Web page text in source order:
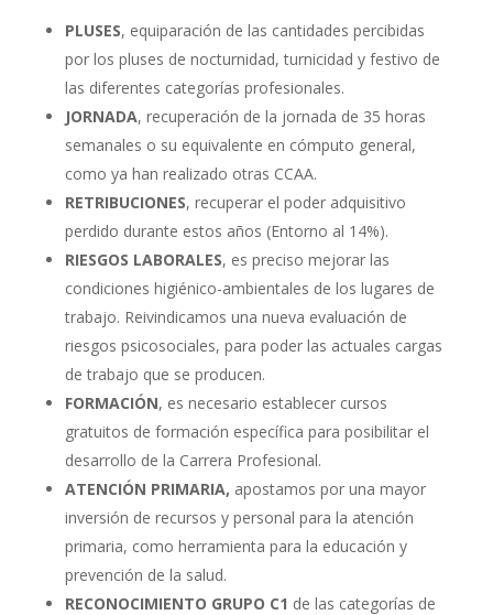
PLUSES, equiparación de las cantidades percibidas
por los pluses de nocturnidad, turnicidad y festivo de
las diferentes categorías profesionales.
JORNADA, recuperación de la jornada de 35 horas
semanales o su equivalente en cómputo general,
como ya han realizado otras CCAA.
RETRIBUCIONES, recuperar el poder adquisitivo
perdido durante estos años (Entorno al 14%).
RIESGOS LABORALES, es preciso mejorar las
condiciones higiénico-ambientales de los lugares de
trabajo. Reivindicamos una nueva evaluación de
riesgos psicosociales, para poder las actuales cargas
de trabajo que se producen.
FORMACIÓN, es necesario establecer cursos
gratuitos de formación específica para posibilitar el
desarrollo de la Carrera Profesional.
ATENCIÓN PRIMARIA, apostamos por una mayor
inversión de recursos y personal para la atención
primaria, como herramienta para la educación y
prevención de la salud.
RECONOCIMIENTO GRUPO C1 de las categorías de